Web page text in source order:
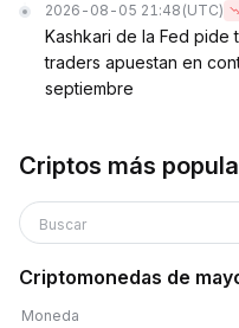
2026-08-05 21:48 (UTC)
Kashkari de la Fed pide
traders apuestan en
septiembre
Criptos más
Buscar
Criptomonedas de
Moneda